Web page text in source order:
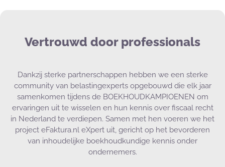
Vertrouwd door professionals
Dankzij sterke partnerschappen hebben we een sterke
community van belastingexperts opgebouwd die elk jaar
samenkomen tijdens de BOEKHOUDKAMPIOENEN om
ervaringen uit te wisselen en hun kennis over fiscaal recht
in Nederland te verdiepen. Samen met hen voeren we het
project eFaktura.nl eXpert uit, gericht op het bevorderen
van inhoudelijke boekhoudkundige kennis onder
ondernemers.